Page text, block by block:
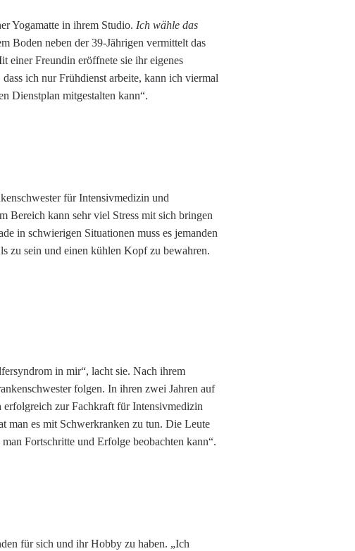
Yogamatte in ihrem Studio. Ich wähle das
Boden neben der 39-Jährigen vermittelt das
einer Freundin eröffnete sie ihr eigenes
ich nur Frühdienst arbeite, kann ich viermal
Dienstplan mitgestalten kann“.
für Intensivmedizin und
Bereich kann sehr viel Stress mit sich bringen
in schwierigen Situationen muss es jemanden
zu sein und einen kühlen Kopf zu bewahren.
in mir“, lacht sie. Nach ihrem
folgen. In ihren zwei Jahren auf
zur Fachkraft für Intensivmedizin
man es mit Schwerkranken zu tun. Die Leute
Fortschritte und Erfolge beobachten kann“.
für sich und ihr Hobby zu haben. „Ich